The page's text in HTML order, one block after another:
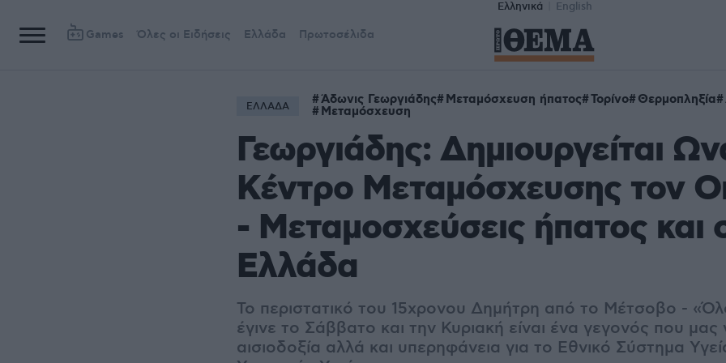
Ελληνικά English
Games Όλες οι Ειδήσεις Ελλάδα Πρωτοσέλιδα
ΕΛΛΑΔΑ Άδωνις Γεωργιάδης Μεταμόσχευση ήπατος Τορίνο Θερμοπληξία
Μεταμόσχευση
Γεωργιάδης: Δημιουργείται
Κέντρο Μεταμόσχευσης τον
- Μεταμοσχεύσεις ήπατος και
Ελλάδα
Το περιστατικό του 15χρονου Δημήτρη από το Μέτσοβο -
έγινε το Σάββατο και την Κυριακή είναι ένα γεγονός που μας
αισιοδοξία αλλά και υπερηφάνεια για το Εθνικό Σύστημα